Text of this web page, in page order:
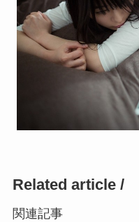
Related article /
関連記事